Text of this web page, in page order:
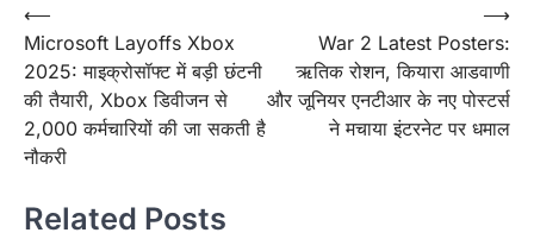
Post
navigation
⟵
Microsoft Layoffs Xbox
2025: माइक्रोसॉफ्ट में बड़ी छंटनी
की तैयारी, Xbox डिवीजन से
2,000 कर्मचारियों की जा सकती है
नौकरी
War 2 Latest Posters:
ऋतिक रोशन, कियारा आडवाणी
और जूनियर एनटीआर के नए पोस्टर्स
ने मचाया इंटरनेट पर धमाल
⟶
Related Posts